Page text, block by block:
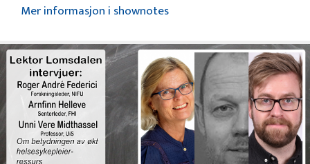
Mer informasjon i shownotes